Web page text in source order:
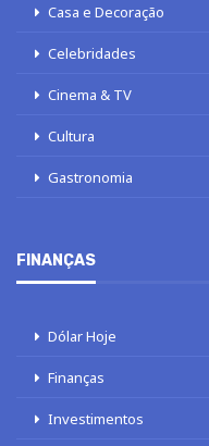
Casa e Decoração
Celebridades
Cinema & TV
Cultura
Gastronomia
FINANÇAS
Dólar Hoje
Finanças
Investimentos